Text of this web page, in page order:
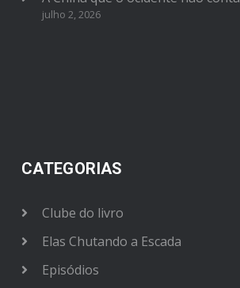
julho 2, 2026
CATEGORIAS
Clube do livro
Elas Chutando a Escada
Episódios